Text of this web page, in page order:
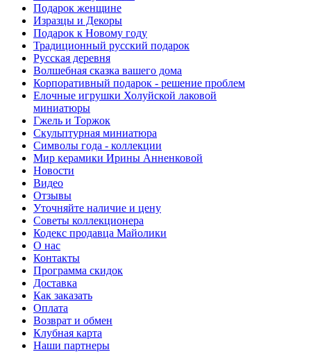
Подарок женщине
Изразцы и Декоры
Подарок к Новому году
Традиционный русский подарок
Русская деревня
Волшебная сказка вашего дома
Корпоративный подарок - решение проблем
Елочные игрушки Холуйской лаковой
миниатюры
Гжель и Торжок
Скульптурная миниатюра
Символы года - коллекции
Мир керамики Ирины Анненковой
Новости
Видео
Отзывы
Уточняйте наличие и цену
Советы коллекционера
Кодекс продавца Майолики
О нас
Контакты
Программа скидок
Доставка
Как заказать
Оплата
Возврат и обмен
Клубная карта
Наши партнеры